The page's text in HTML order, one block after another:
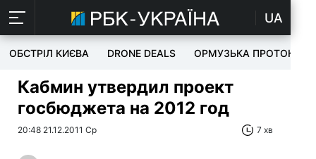
UA
ОБСТРІЛ КИЄВА DRONE DEALS ОРМУЗЬКА ПРОТОКА
Кабмин утвердил проект
госбюджета на 2012 год
20:48 21.12.2011 Ср 7 хв